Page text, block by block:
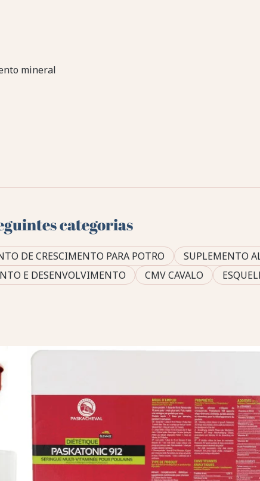
mineral
categorias
DE CRESCIMENTO PARA POTRO
SUPLEMENTO
E DESENVOLVIMENTO CMV CAVALO